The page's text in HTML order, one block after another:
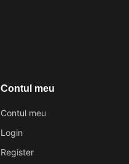
Contul meu
Contul meu
Login
Register